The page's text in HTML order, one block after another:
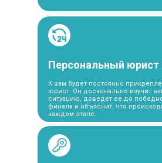
Персональный юрист
К вам будет постоянно
юрист. Он досконально изучит
ситуацию, доведет ее до
финала и объяснит, что
каждом этапе.